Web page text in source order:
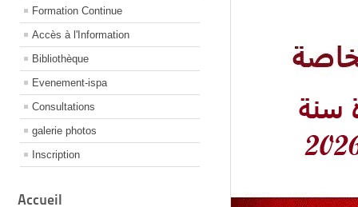
Formation Continue
Accès à l'Information
Bibliothèque
Evenement-ispa
Consultations
galerie photos
Inscription
Accueil